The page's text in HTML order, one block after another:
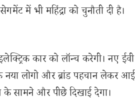
में भी महिंद्रा को चुनौती दी है।
कार को लॉन्च करेगी। नए
लोगो और ब्रांड पहचान लेकर
सामने और पीछे दिखाई देगा।